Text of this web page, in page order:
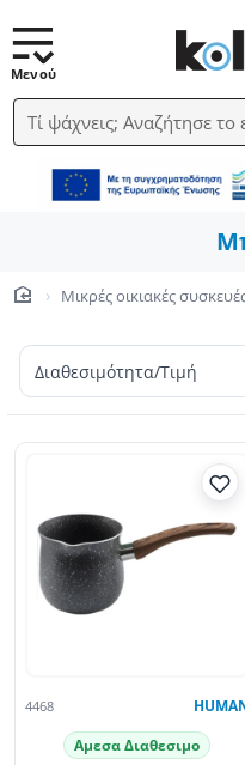
Τί ψάχνεις; Αναζήτησε το
Μικρές οικιακές
4468
Αμεσα Διαθεσιμο